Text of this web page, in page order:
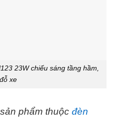
23W chiếu sáng tầng hầm,
xe
phẩm thuộc đèn